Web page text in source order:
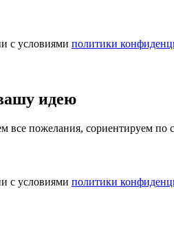
с условиями политики
идею
все пожелания, сориентируем по
с условиями политики